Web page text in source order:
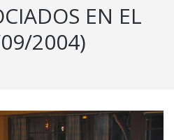
EN EL
2004)